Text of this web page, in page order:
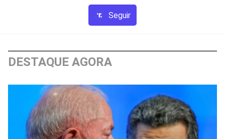
Seguir
DESTAQUE AGORA